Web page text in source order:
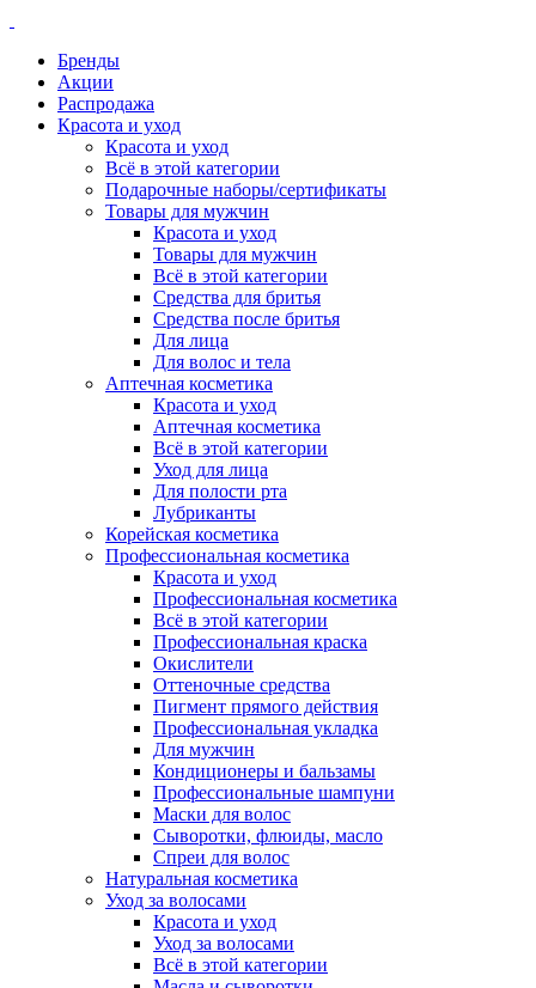
Бренды
Акции
Распродажа
Красота и уход
Красота и уход
Всё в этой категории
Подарочные наборы/сертификаты
Товары для мужчин
Красота и уход
Товары для мужчин
Всё в этой категории
Средства для бритья
Средства после бритья
Для лица
Для волос и тела
Аптечная косметика
Красота и уход
Аптечная косметика
Всё в этой категории
Уход для лица
Для полости рта
Лубриканты
Корейская косметика
Профессиональная косметика
Красота и уход
Профессиональная косметика
Всё в этой категории
Профессиональная краска
Окислители
Оттеночные средства
Пигмент прямого действия
Профессиональная укладка
Для мужчин
Кондиционеры и бальзамы
Профессиональные шампуни
Маски для волос
Сыворотки, флюиды, масло
Спреи для волос
Натуральная косметика
Уход за волосами
Красота и уход
Уход за волосами
Всё в этой категории